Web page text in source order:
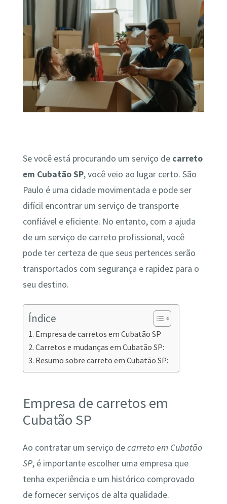
Se você está procurando um serviço de carreto
em Cubatão SP, você veio ao lugar certo. São
Paulo é uma cidade movimentada e pode ser
difícil encontrar um serviço de transporte
confiável e eficiente. No entanto, com a ajuda
de um serviço de carreto profissional, você
pode ter certeza de que seus pertences serão
transportados com segurança e rapidez para o
seu destino.
Índice
Empresa de carretos em Cubatão SP
Carretos e mudanças em Cubatão SP:
Resumo sobre carreto em Cubatão SP:
Empresa de carretos em
Cubatão SP
Ao contratar um serviço decarreto em Cubatão
SP, é importante escolher uma empresa que
tenha experiência e um histórico comprovado
de fornecer serviços de alta qualidade.